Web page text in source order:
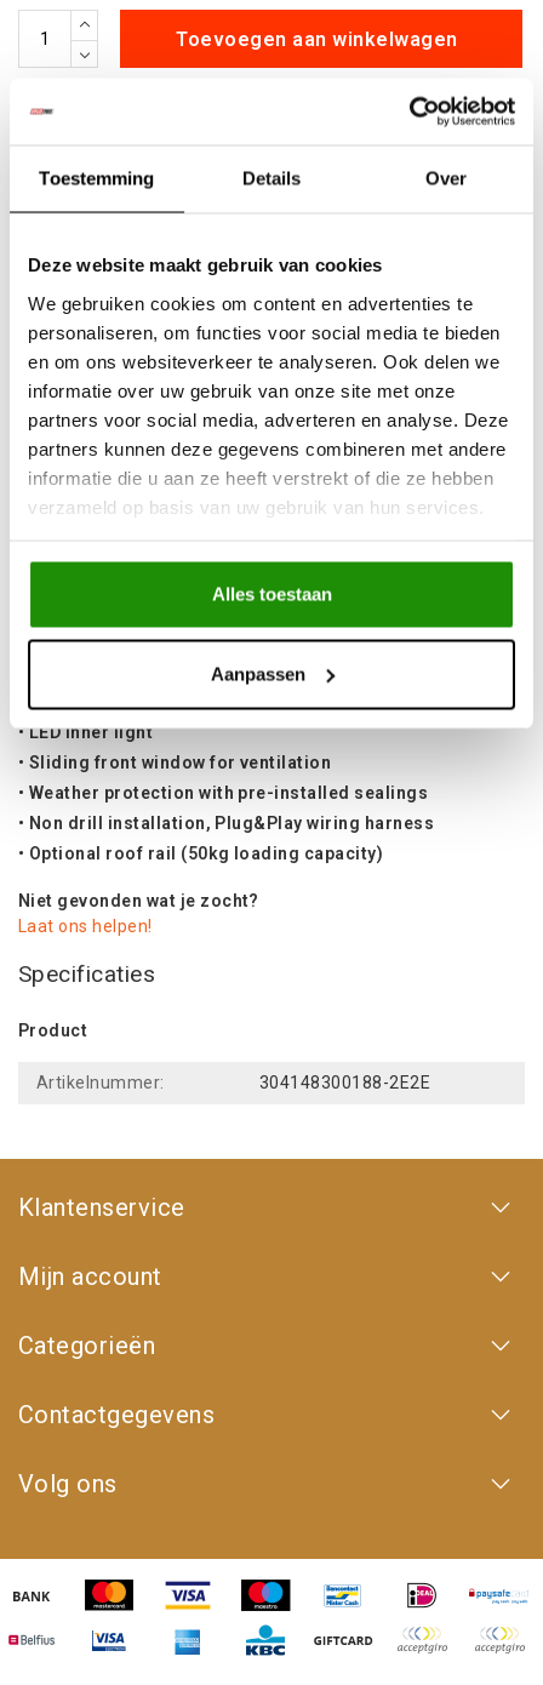
Toestemming Details Over
Deze website maakt gebruik van cookies
We gebruiken cookies om content en advertenties te
personaliseren, om functies voor social media te bieden
en om ons websiteverkeer te analyseren. Ook delen we
informatie over uw gebruik van onze site met onze
partners voor social media, adverteren en analyse. Deze
partners kunnen deze gegevens combineren met andere
informatie die u aan ze heeft verstrekt of die ze hebben
verzameld op basis van uw gebruik van hun services.
Alles toestaan
Aanpassen
Toevoegen aan winkelwagen
Betaalbarekwalitatieve producten
Uitvoorraadleverbaar
heel Europa
+500 nieuweproducten
Deel dit product
Informatie
• Central locking, electric push button opening
• Tinted rear window with demister
• Power washable, very durable interior
• LED inner light
• Sliding front window for ventilation
• Weather protection with pre-installed sealings
• Non drill installation, Plug&Play wiring harness
• Optional roof rail (50kg loading capacity)
Niet gevonden wat je zocht?
Laat ons helpen!
Specificaties
Product
Artikelnummer: 304148300188-2E2E
Klantenservice
Mijn account
Categorieën
Contactgegevens
Volg ons